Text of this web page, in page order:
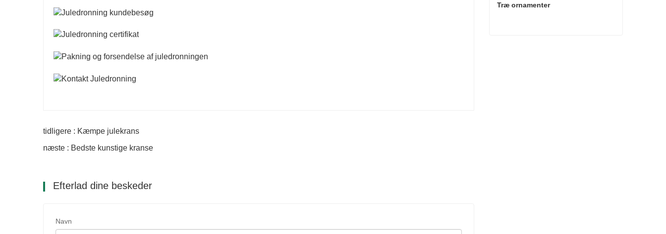
tidligere : Kæmpe julekrans
næste : Bedste kunstige kranse
Efterlad dine beskeder
Navn
Træ ornamenter